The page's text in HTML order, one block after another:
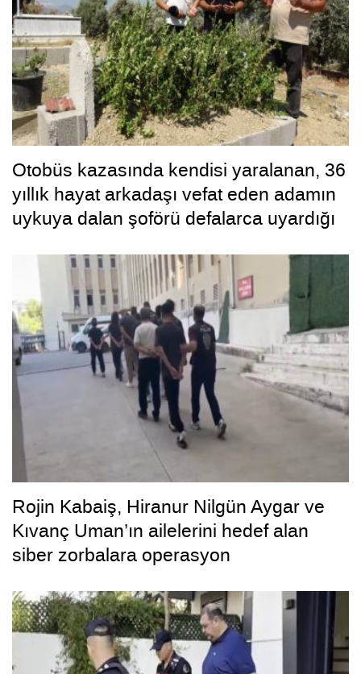
Otobüs kazasında kendisi yaralanan, 36
yıllık hayat arkadaşı vefat eden adamın
uykuya dalan şoförü defalarca uyardığı
Rojin Kabaiş, Hiranur Nilgün Aygar ve
Kıvanç Uman’ın ailelerini hedef alan
siber zorbalara operasyon